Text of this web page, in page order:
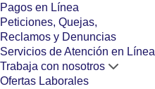
Pagos en Línea
Peticiones, Quejas,
Reclamos y Denuncias
Servicios de Atención en Línea
Trabaja con nosotros
Ofertas Laborales